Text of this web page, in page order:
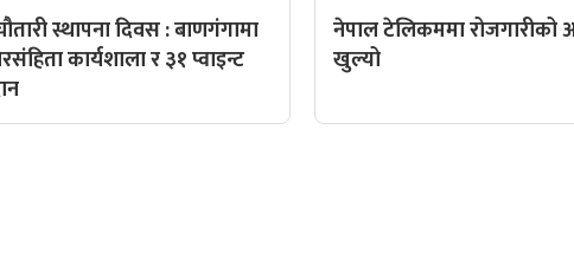
स्थापना दिवस : बाणगंगामा
कार्यशाला र ३१ प्वाइन्ट
नेपाल टेलिकममा रोजगारीको
खुल्यो